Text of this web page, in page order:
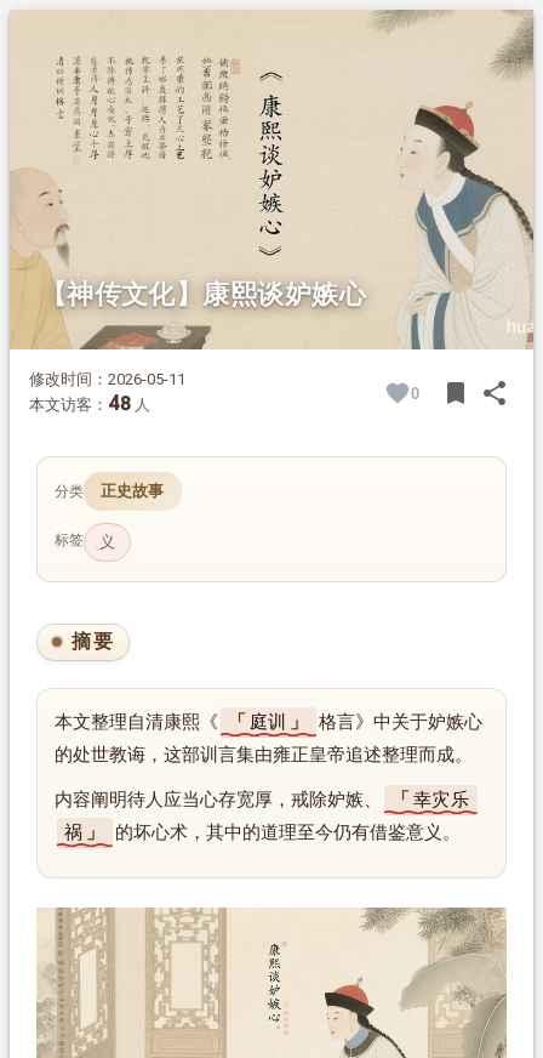
正文
2.1.
第一则
2.1.1. 训文
2.1.2. 白话翻译
【神传文化】康熙谈妒嫉心
修改时间：2026-05-11
本文访客： 48 人
0 bookmark share
分类 正史故事
标签 义
摘要
本文整理自清康熙《 庭训
格言》中关于妒嫉心
的处世教诲，这部训言集由雍正皇帝追述整理而成。
内容阐明待人应当心存宽厚，戒除妒嫉、
幸灾乐
祸
的坏心术，其中的道理至今仍有借鉴意义。